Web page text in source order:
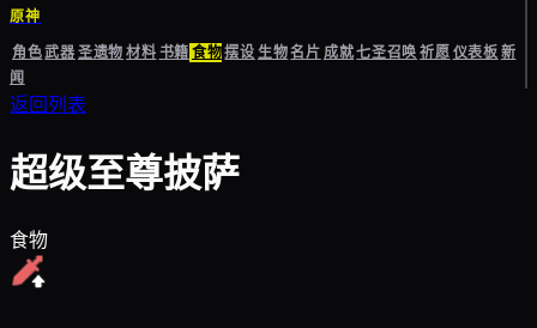
原神
角色武器圣遗物材料书籍食物摆设生物名片成就七圣召唤祈愿仪表板新
闻
返回列表
超级至尊披萨
食物